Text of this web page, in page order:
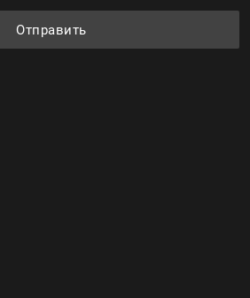
Отправить